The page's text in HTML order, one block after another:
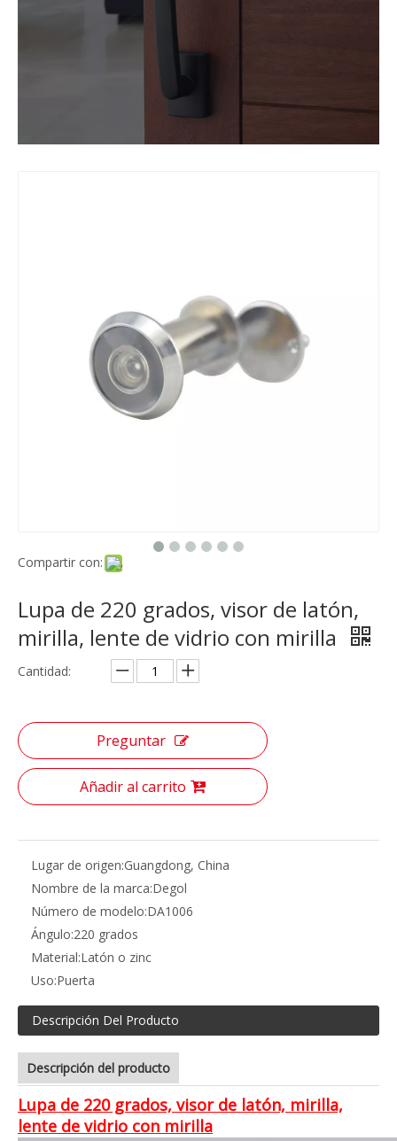
Compartir con:
Lupa de 220 grados, visor de latón,
mirilla, lente de vidrio con mirilla
Cantidad:
Preguntar
Añadir al carrito
Lugar de origen:Guangdong, China
Nombre de la marca:Degol
Número de modelo:DA1006
Ángulo:220 grados
Material:Latón o zinc
Uso:Puerta
Descripción Del Producto
Descripción del producto
Lupa de 220 grados, visor de latón, mirilla,
lente de vidrio con mirilla